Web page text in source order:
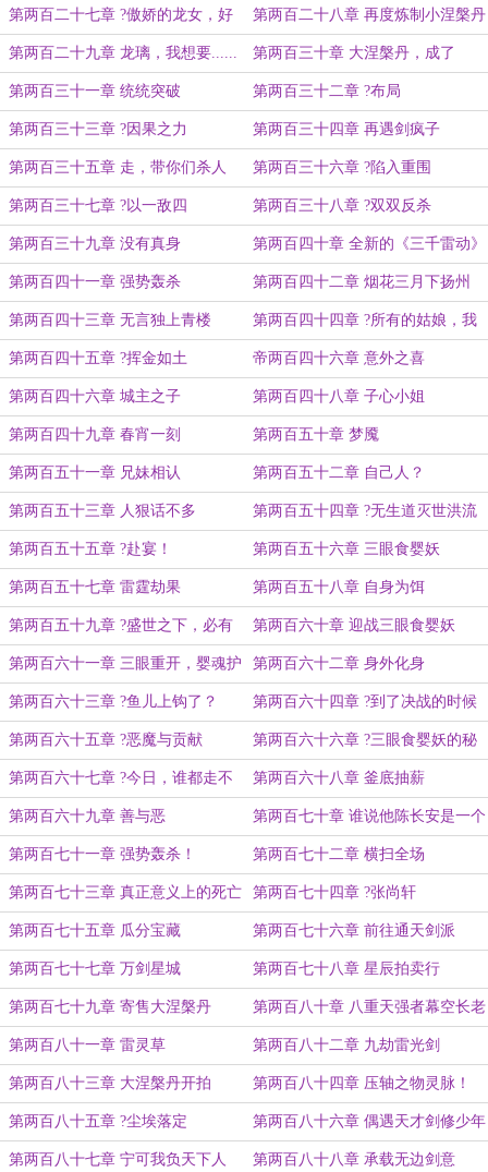
造化
第两百二十七章 ?傲娇的龙女，好
打也好哄
第两百二十八章 再度炼制小涅槃丹
第两百二十九章 龙璃，我想要...... 第两百三十章 大涅槃丹，成了
第两百三十一章 统统突破 第两百三十二章 ?布局
第两百三十三章 ?因果之力 第两百三十四章 再遇剑疯子
第两百三十五章 走，带你们杀人
去！
第两百三十六章 ?陷入重围
第两百三十七章 ?以一敌四 第两百三十八章 ?双双反杀
第两百三十九章 没有真身 第两百四十章 全新的《三千雷动》
第两百四十一章 强势轰杀 第两百四十二章 烟花三月下扬州
第两百四十三章 无言独上青楼 第两百四十四章 ?所有的姑娘，我
都包了
第两百四十五章 ?挥金如土 帝两百四十六章 意外之喜
第两百四十六章 城主之子 第两百四十八章 子心小姐
第两百四十九章 春宵一刻 第两百五十章 梦魇
第两百五十一章 兄妹相认 第两百五十二章 自己人？
第两百五十三章 人狠话不多 第两百五十四章 ?无生道灭世洪流
第两百五十五章 ?赴宴！ 第两百五十六章 三眼食婴妖
第两百五十七章 雷霆劫果 第两百五十八章 自身为饵
第两百五十九章 ?盛世之下，必有
暗疮
第两百六十章 迎战三眼食婴妖
第两百六十一章 三眼重开，婴魂护
体
第两百六十二章 身外化身
第两百六十三章 ?鱼儿上钩了？ 第两百六十四章 ?到了决战的时候
了！
第两百六十五章 ?恶魔与贡献 第两百六十六章 ?三眼食婴妖的秘
密
第两百六十七章 ?今日，谁都走不
了！
第两百六十八章 釜底抽薪
第两百六十九章 善与恶 第两百七十章 谁说他陈长安是一个
人？
第两百七十一章 强势轰杀！ 第两百七十二章 横扫全场
第两百七十三章 真正意义上的死亡 第两百七十四章 ?张尚轩
第两百七十五章 瓜分宝藏 第两百七十六章 前往通天剑派
第两百七十七章 万剑星城 第两百七十八章 星辰拍卖行
第两百七十九章 寄售大涅槃丹 第两百八十章 八重天强者幕空长老
第两百八十一章 雷灵草 第两百八十二章 九劫雷光剑
第两百八十三章 大涅槃丹开拍 第两百八十四章 压轴之物灵脉！
第两百八十五章 ?尘埃落定 第两百八十六章 偶遇天才剑修少年
第两百八十七章 宁可我负天下人 第两百八十八章 承载无边剑意